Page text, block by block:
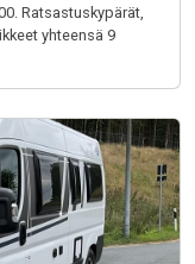
Ratsastuskypärät,
yhteensä 9